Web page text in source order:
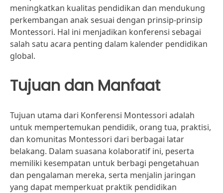
meningkatkan kualitas pendidikan dan mendukung
perkembangan anak sesuai dengan prinsip-prinsip
Montessori. Hal ini menjadikan konferensi sebagai
salah satu acara penting dalam kalender pendidikan
global.
Tujuan dan Manfaat
Tujuan utama dari Konferensi Montessori adalah
untuk mempertemukan pendidik, orang tua, praktisi,
dan komunitas Montessori dari berbagai latar
belakang. Dalam suasana kolaboratif ini, peserta
memiliki kesempatan untuk berbagi pengetahuan
dan pengalaman mereka, serta menjalin jaringan
yang dapat memperkuat praktik pendidikan